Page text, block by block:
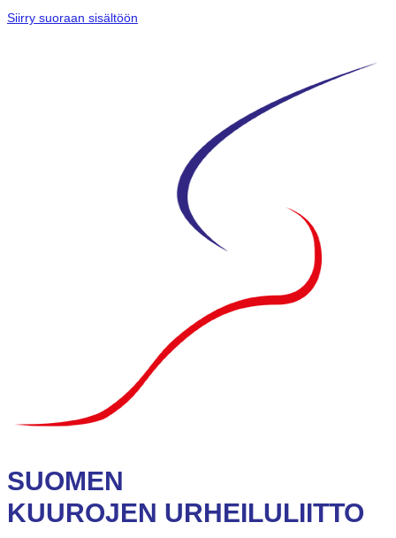
Siirry suoraan sisältöön
SUOMEN
KUUROJEN URHEILULIITTO